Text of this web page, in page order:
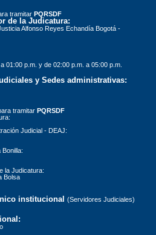
tramitar PQRSDF
de la Judicatura:
Alfonso Reyes Echandía Bogotá -
01:00 p.m. y de 02:00 p.m. a 05:00 p.m.
y Sedes administrativas:
tramitar PQRSDF
Judicial - DEAJ:
la Judicatura:
Bolsa
institucional (Servidores Judiciales)